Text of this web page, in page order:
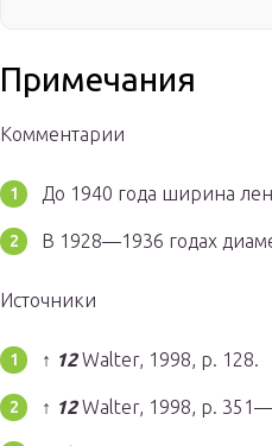
Примечания
Комментарии
До 1940 года ширина
В 1928—1936 годах
Источники
↑ 12Walter, 1998, p. 128.
↑ 12Walter, 1998, p.